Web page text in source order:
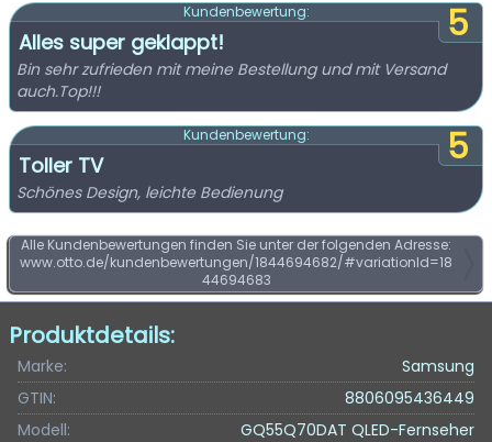
5
Kundenbewertung:
Alles super geklappt!
Bin sehr zufrieden mit meine Bestellung und mit Versand
auch.Top!!!
5
Kundenbewertung:
Toller TV
Schönes Design, leichte Bedienung
Alle Kundenbewertungen finden Sie unter der folgenden Adresse:
www.otto.de/kundenbewertungen/1844694682/#variationId=18
44694683
Produktdetails:
Marke:
Samsung
GTIN:
8806095436449
Modell:
GQ55Q70DAT QLED-Fernseher